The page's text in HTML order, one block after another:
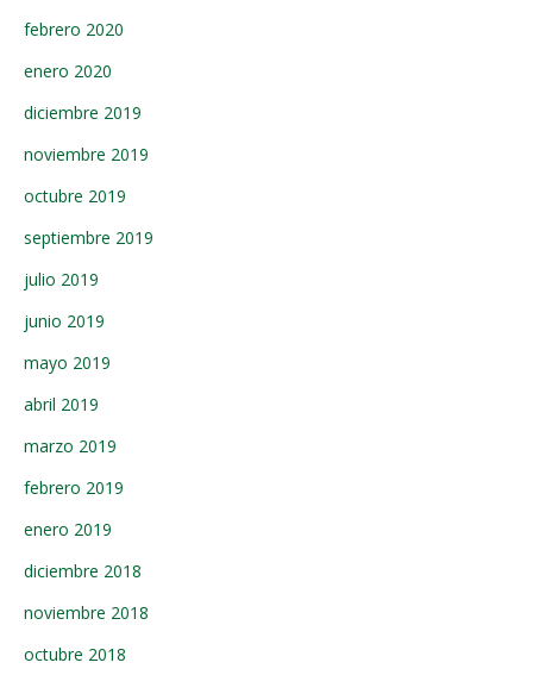
febrero 2020
enero 2020
diciembre 2019
noviembre 2019
octubre 2019
septiembre 2019
julio 2019
junio 2019
mayo 2019
abril 2019
marzo 2019
febrero 2019
enero 2019
diciembre 2018
noviembre 2018
octubre 2018